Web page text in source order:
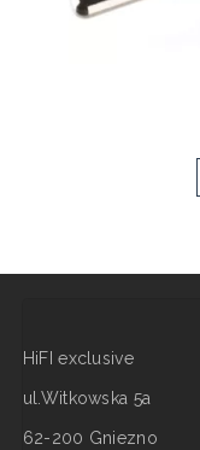
HiFI exclusive
ul.Witkowska 5a
62-200 Gniezno